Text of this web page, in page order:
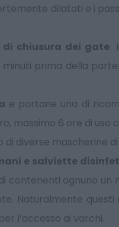
dilatati e i
chiusura dei gate.
prima della
e portane una di
massimo 6 ore di uso
di diverse mascherine
e salviette
contenenti ognuno un
Naturalmente
l’accesso ai varchi.